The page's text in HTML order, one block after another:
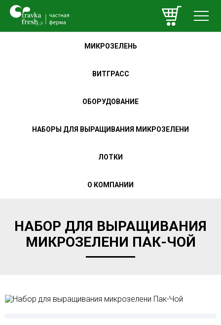
МИКРОЗЕЛЕНЬ
ВИТГРАСС
ОБОРУДОВАНИЕ
НАБОРЫ ДЛЯ ВЫРАЩИВАНИЯ МИКРОЗЕЛЕНИ
ЛОТКИ
О КОМПАНИИ
НАБОР ДЛЯ ВЫРАЩИВАНИЯ
МИКРОЗЕЛЕНИ ПАК-ЧОЙ